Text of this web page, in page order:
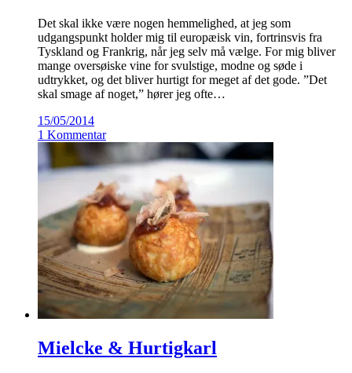
Det skal ikke være nogen hemmelighed, at jeg som
udgangspunkt holder mig til europæisk vin, fortrinsvis fra
Tyskland og Frankrig, når jeg selv må vælge. For mig bliver
mange oversøiske vine for svulstige, modne og søde i
udtrykket, og det bliver hurtigt for meget af det gode. ”Det
skal smage af noget,” hører jeg ofte…
15/05/2014
1 Kommentar
Mielcke & Hurtigkarl